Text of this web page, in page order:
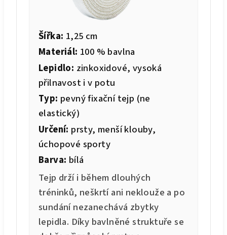
Šířka: 1,25 cm
Materiál: 100 % bavlna
Lepidlo: zinkoxidové, vysoká
přilnavost i v potu
Typ: pevný fixační tejp (ne
elastický)
Určení: prsty, menší klouby,
úchopové sporty
Barva: bílá
Tejp drží i během dlouhých
tréninků, neškrtí ani neklouže a po
sundání nezanechává zbytky
lepidla. Díky bavlněné struktuře se